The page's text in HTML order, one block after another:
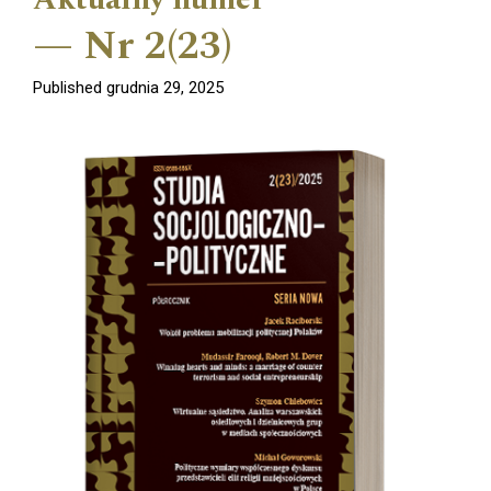
Nr 2(23)
Published grudnia 29, 2025